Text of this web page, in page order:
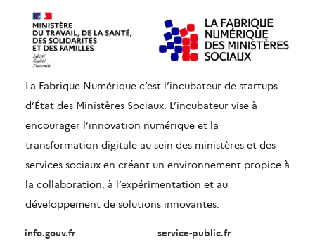
La Fabrique Numérique c’est l’incubateur de startups
d’État des Ministères Sociaux. L’incubateur vise à
encourager l’innovation numérique et la
transformation digitale au sein des ministères et des
services sociaux en créant un environnement propice à
la collaboration, à l’expérimentation et au
développement de solutions innovantes.
info.gouv.fr
service-public.fr